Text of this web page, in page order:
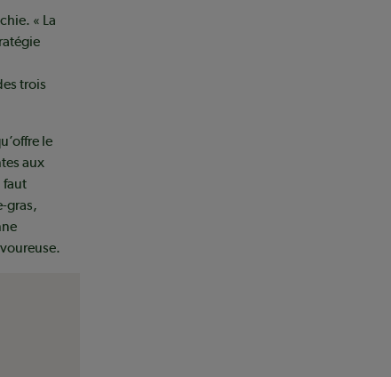
« La
trois
le
aux
faut
gras,